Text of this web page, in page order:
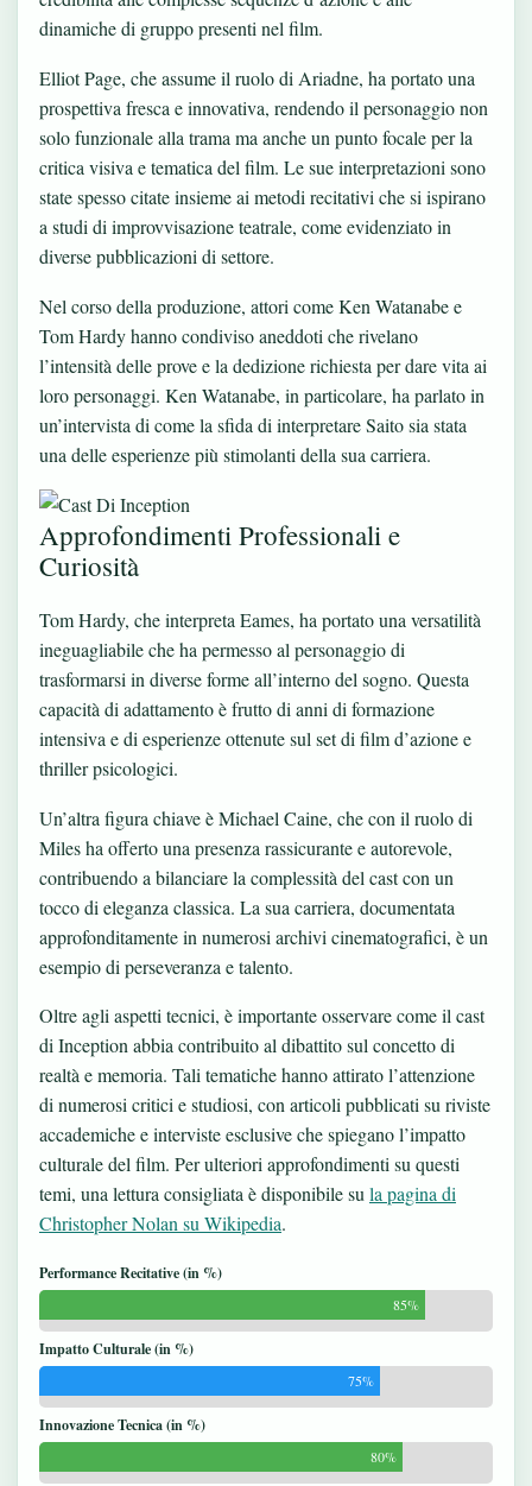
dinamiche di gruppo presenti nel film.
Elliot Page, che assume il ruolo di Ariadne, ha portato una
prospettiva fresca e innovativa, rendendo il personaggio non
solo funzionale alla trama ma anche un punto focale per la
critica visiva e tematica del film. Le sue interpretazioni sono
state spesso citate insieme ai metodi recitativi che si ispirano
a studi di improvvisazione teatrale, come evidenziato in
diverse pubblicazioni di settore.
Nel corso della produzione, attori come Ken Watanabe e
Tom Hardy hanno condiviso aneddoti che rivelano
l’intensità delle prove e la dedizione richiesta per dare vita ai
loro personaggi. Ken Watanabe, in particolare, ha parlato in
un’intervista di come la sfida di interpretare Saito sia stata
una delle esperienze più stimolanti della sua carriera.
Approfondimenti Professionali e
Curiosità
Tom Hardy, che interpreta Eames, ha portato una versatilità
ineguagliabile che ha permesso al personaggio di
trasformarsi in diverse forme all’interno del sogno. Questa
capacità di adattamento è frutto di anni di formazione
intensiva e di esperienze ottenute sul set di film d’azione e
thriller psicologici.
Un’altra figura chiave è Michael Caine, che con il ruolo di
Miles ha offerto una presenza rassicurante e autorevole,
contribuendo a bilanciare la complessità del cast con un
tocco di eleganza classica. La sua carriera, documentata
approfonditamente in numerosi archivi cinematografici, è un
esempio di perseveranza e talento.
Oltre agli aspetti tecnici, è importante osservare come il cast
di Inception abbia contribuito al dibattito sul concetto di
realtà e memoria. Tali tematiche hanno attirato l’attenzione
di numerosi critici e studiosi, con articoli pubblicati su riviste
accademiche e interviste esclusive che spiegano l’impatto
culturale del film. Per ulteriori approfondimenti su questi
temi, una lettura consigliata è disponibile sula pagina di
Christopher Nolan su Wikipedia.
Performance Recitative (in %)
85%
Impatto Culturale (in %)
75%
Innovazione Tecnica (in %)
80%